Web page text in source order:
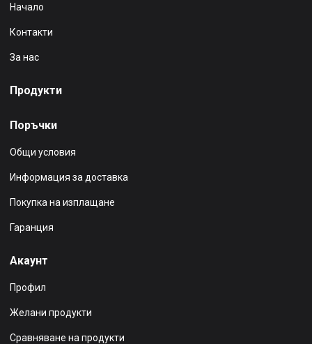
Начало
Контакти
За нас
Продукти
Поръчки
Общи условия
Информация за доставка
Покупка на изплащане
Гаранция
Акаунт
Профил
Желани продукти
Сравняване на продукти